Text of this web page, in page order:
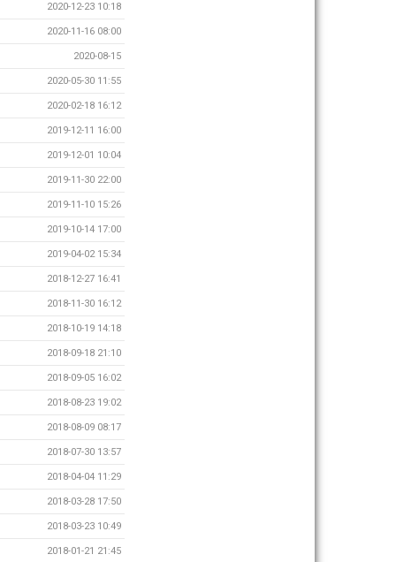
2020-12-23 10:18
2020-11-16 08:00
2020-08-15
2020-05-30 11:55
2020-02-18 16:12
2019-12-11 16:00
2019-12-01 10:04
2019-11-30 22:00
2019-11-10 15:26
2019-10-14 17:00
2019-04-02 15:34
2018-12-27 16:41
2018-11-30 16:12
2018-10-19 14:18
2018-09-18 21:10
2018-09-05 16:02
2018-08-23 19:02
2018-08-09 08:17
2018-07-30 13:57
2018-04-04 11:29
2018-03-28 17:50
2018-03-23 10:49
2018-01-21 21:45